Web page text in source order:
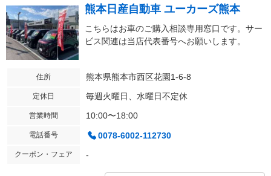
熊本日産自動車 ユーカーズ熊本
こちらはお車のご購入相談専用窓口です。サー
ビス関連は当店代表番号へお願いします。
住所 熊本県熊本市西区花園1-6-8
定休日 毎週火曜日、水曜日不定休
営業時間 10:00〜18:00
電話番号 0078-6002-112730
クーポン・フェア -